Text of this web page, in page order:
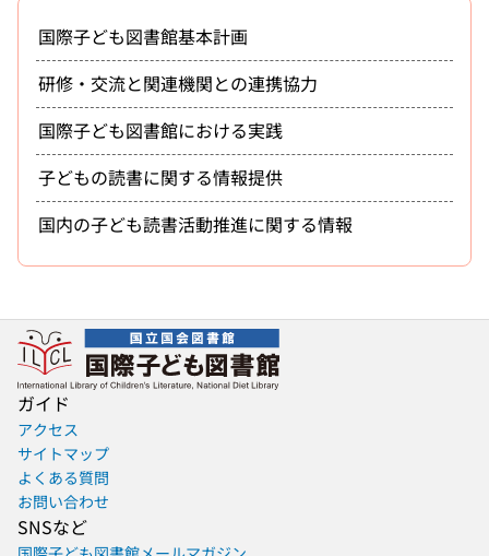
国際子ども図書館基本計画
研修・交流と関連機関との連携協力
国際子ども図書館における実践
子どもの読書に関する情報提供
国内の子ども読書活動推進に関する情報
ガイド
アクセス
サイトマップ
よくある質問
お問い合わせ
SNSなど